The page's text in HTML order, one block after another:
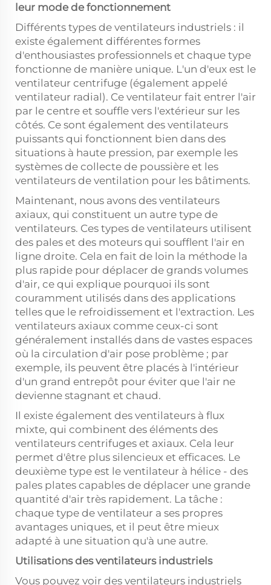
leur mode de fonctionnement
Différents types de ventilateurs industriels : il
existe également différentes formes
d'enthousiastes professionnels et chaque type
fonctionne de manière unique. L'un d'eux est le
ventilateur centrifuge (également appelé
ventilateur radial). Ce ventilateur fait entrer l'air
par le centre et souffle vers l'extérieur sur les
côtés. Ce sont également des ventilateurs
puissants qui fonctionnent bien dans des
situations à haute pression, par exemple les
systèmes de collecte de poussière et les
ventilateurs de ventilation pour les bâtiments.
Maintenant, nous avons des ventilateurs
axiaux, qui constituent un autre type de
ventilateurs. Ces types de ventilateurs utilisent
des pales et des moteurs qui soufflent l'air en
ligne droite. Cela en fait de loin la méthode la
plus rapide pour déplacer de grands volumes
d'air, ce qui explique pourquoi ils sont
couramment utilisés dans des applications
telles que le refroidissement et l'extraction. Les
ventilateurs axiaux comme ceux-ci sont
généralement installés dans de vastes espaces
où la circulation d'air pose problème ; par
exemple, ils peuvent être placés à l'intérieur
d'un grand entrepôt pour éviter que l'air ne
devienne stagnant et chaud.
Il existe également des ventilateurs à flux
mixte, qui combinent des éléments des
ventilateurs centrifuges et axiaux. Cela leur
permet d'être plus silencieux et efficaces. Le
deuxième type est le ventilateur à hélice - des
pales plates capables de déplacer une grande
quantité d'air très rapidement. La tâche :
chaque type de ventilateur a ses propres
avantages uniques, et il peut être mieux
adapté à une situation qu'à une autre.
Utilisations des ventilateurs industriels
Vous pouvez voir des ventilateurs industriels